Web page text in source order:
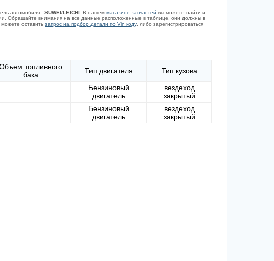
автомобиля - SUWEI/LEICHI . В нашем магазине запчастей вы можете найти и
Обращайте внимания на все данные расположенные в таблице, они должны в
оставить запрос на подбор детали по Vin коду, либо зарегистрироваться
топливного
бака
Тип двигателя Тип кузова
Бензиновый
двигатель
вездеход
закрытый
Бензиновый
двигатель
вездеход
закрытый